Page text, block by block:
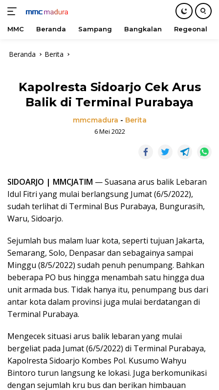
MMC Beranda Sampang Bangkalan Regeonal
Beranda Berita
Kapolresta Sidoarjo Cek Arus
Balik di Terminal Purabaya
mmcmadura - Berita
6 Mei 2022
SIDOARJO | MMCJATIM — Suasana arus balik Lebaran
Idul Fitri yang mulai berlangsung Jumat (6/5/2022),
sudah terlihat di Terminal Bus Purabaya, Bungurasih,
Waru, Sidoarjo.
Sejumlah bus malam luar kota, seperti tujuan Jakarta,
Semarang, Solo, Denpasar dan sebagainya sampai
Minggu (8/5/2022) sudah penuh penumpang. Bahkan
beberapa PO bus hingga menambah satu hingga dua
unit armada bus. Tidak hanya itu, penumpang bus dari
antar kota dalam provinsi juga mulai berdatangan di
Terminal Purabaya.
Mengecek situasi arus balik lebaran yang mulai
bergeliat pada Jumat (6/5/2022) di Terminal Purabaya,
Kapolresta Sidoarjo Kombes Pol. Kusumo Wahyu
Bintoro turun langsung ke lokasi. Juga berkomunikasi
dengan sejumlah kru bus dan berikan himbauan